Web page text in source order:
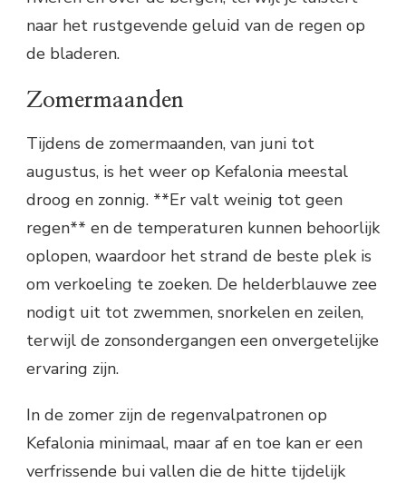
naar het rustgevende geluid van de regen op
de bladeren.
Zomermaanden
Tijdens de zomermaanden, van juni tot
augustus, is het weer op Kefalonia meestal
droog en zonnig. **Er valt weinig tot geen
regen** en de temperaturen kunnen behoorlijk
oplopen, waardoor het strand de beste plek is
om verkoeling te zoeken. De helderblauwe zee
nodigt uit tot zwemmen, snorkelen en zeilen,
terwijl de zonsondergangen een onvergetelijke
ervaring zijn.
In de zomer zijn de regenvalpatronen op
Kefalonia minimaal, maar af en toe kan er een
verfrissende bui vallen die de hitte tijdelijk